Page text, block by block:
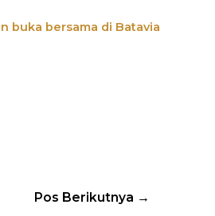
buka bersama di Batavia
Pos Berikutnya →